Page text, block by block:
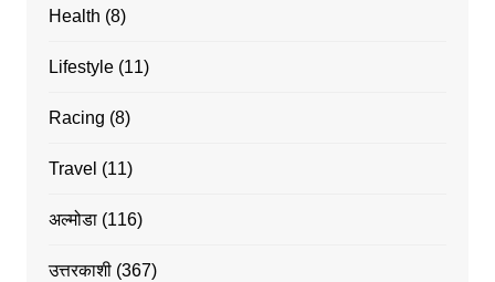
Health (8)
Lifestyle(11)
Racing (8)
Travel (11)
अल्मोडा(116)
उत्तरकाशी(367)